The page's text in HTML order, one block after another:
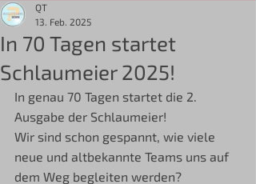
In 70 Tagen startet
Schlaumeier 2025!
QT
13. Feb. 2025
In genau 70 Tagen startet die 2.
Ausgabe der Schlaumeier!
Wir sind schon gespannt, wie viele
neue und altbekannte Teams uns auf
dem Weg begleiten werden?